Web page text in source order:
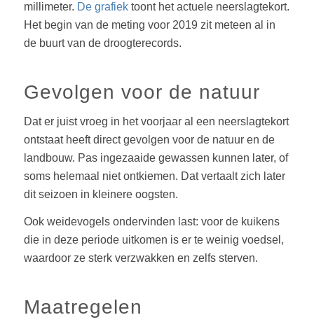
millimeter. De grafiektoont het actuele neerslagtekort.
Het begin van de meting voor 2019 zit meteen al in
de buurt van de droogterecords.
Gevolgen voor de natuur
Dat er juist vroeg in het voorjaar al een neerslagtekort
ontstaat heeft direct gevolgen voor de natuur en de
landbouw. Pas ingezaaide gewassen kunnen later, of
soms helemaal niet ontkiemen. Dat vertaalt zich later
dit seizoen in kleinere oogsten.
Ook weidevogels ondervinden last: voor de kuikens
die in deze periode uitkomen is er te weinig voedsel,
waardoor ze sterk verzwakken en zelfs sterven.
Maatregelen